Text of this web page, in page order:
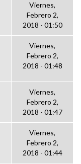
Viernes,
Febrero 2,
2018 - 01:50
Viernes,
Febrero 2,
2018 - 01:48
Viernes,
Febrero 2,
2018 - 01:47
Viernes,
Febrero 2,
2018 - 01:44